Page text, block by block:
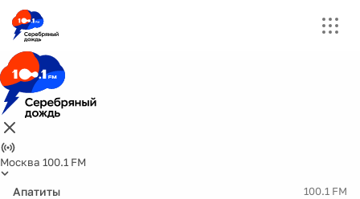
Москва 100.1 FM
Апатиты 100.1 FM